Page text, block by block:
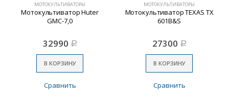
МОТОКУЛЬТИВАТОРЫ
Мотокультиватор Huter
GMC-7,0
32990 Р
В КОРЗИНУ
Сравнить
МОТОКУЛЬТИВАТОРЫ
Мотокультиватор TEXAS TX
601B&S
27300 Р
В КОРЗИНУ
Сравнить